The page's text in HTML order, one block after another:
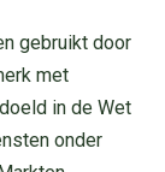
gebruikt door
met
in de Wet
onder